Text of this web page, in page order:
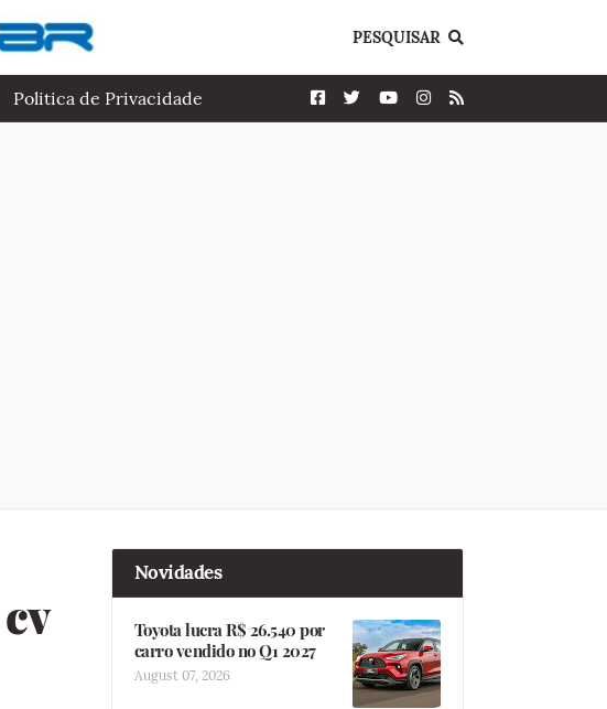
PESQUISAR
Politica de Privacidade
Novidades
Toyota lucra R$ 26.540 por
carro vendido no Q1 2027
August 07, 2026